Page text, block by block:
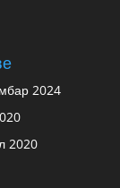
2024
2020